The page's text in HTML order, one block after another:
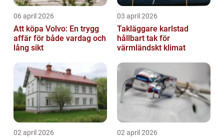
06 april 2026
Att köpa Volvo: En trygg
affär för både vardag och
lång sikt
03 april 2026
Takläggare karlstad
hållbart tak för
värmländskt klimat
02 april 2026 02 april 2026